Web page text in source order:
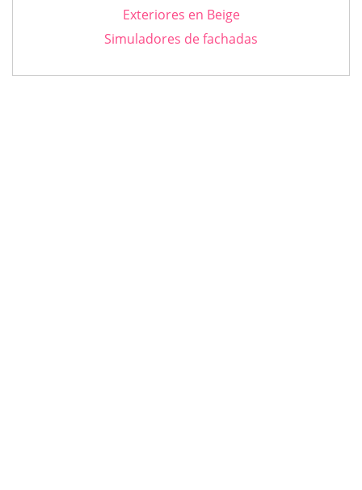
Exteriores en Beige
Simuladores de fachadas